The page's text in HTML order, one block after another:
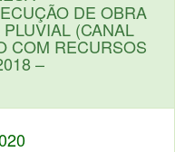
DE OBRA
(CANAL
COM RECURSOS
–